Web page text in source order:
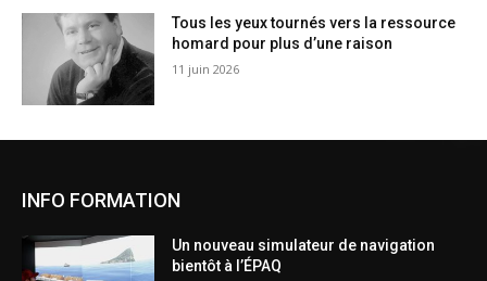
Tous les yeux tournés vers la ressource
homard pour plus d’une raison
11 juin 2026
INFO FORMATION
Un nouveau simulateur de navigation
bientôt à l’ÉPAQ